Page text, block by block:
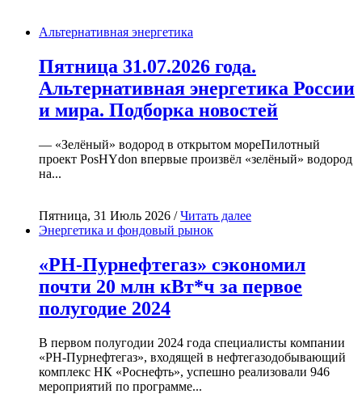
Альтернативная энергетика
Пятница 31.07.2026 года.
Альтернативная энергетика России
и мира. Подборка новостей
— «Зелёный» водород в открытом мореПилотный
проект PosHYdon впервые произвёл «зелёный» водород
на...
Пятница, 31 Июль 2026 /Читать далее
Энергетика и фондовый рынок
«РН-Пурнефтегаз» сэкономил
почти 20 млн кВт*ч за первое
полугодие 2024
В первом полугодии 2024 года специалисты компании
«РН-Пурнефтегаз», входящей в нефтегазодобывающий
комплекс НК «Роснефть», успешно реализовали 946
мероприятий по программе...